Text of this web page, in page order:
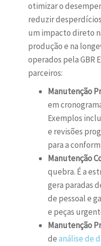
otimizar o
reduzir
um impacto direto
produção e na
operados pela GBR
parceiros:
Manutenção
em
Exemplos
e revisões
para a
Manutenção
quebra. É a
gera paradas
de pessoal e
e peças
Manutenção
deanálise de